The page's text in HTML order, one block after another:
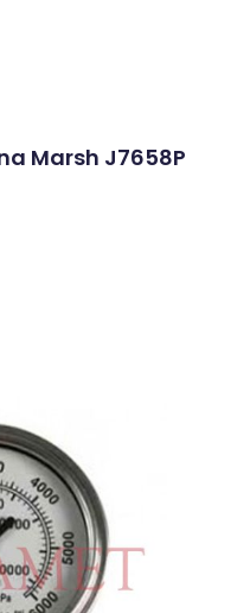
Marsh J7658P